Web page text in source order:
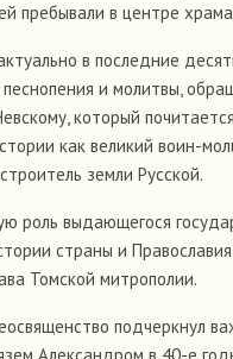
пребывали в центре
в последние
и молитвы,
который
как великий воин-
земли Русской.
роль выдающегося
страны и
Томской митрополии.
подчеркнул